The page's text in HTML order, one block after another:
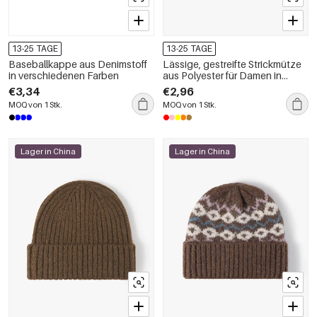
13-25 TAGE
Baseballkappe aus Denimstoff
in verschiedenen Farben
€3,34
MOQ von 1 Stk.
13-25 TAGE
Lässige, gestreifte Strickmütze
aus Polyester für Damen in
verschiedenen Farben
€2,96
MOQ von 1 Stk.
Lager in China Lager in China